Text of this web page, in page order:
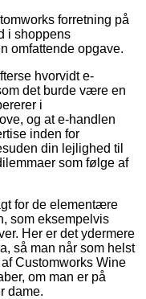
forretning på
i shoppens
omfattende opgave.
hvorvidt e-
det burde være en
i
og at e-handlen
inden for
din lejlighed til
som følge af
for de elementære
som eksempelvis
Her er det ydermere
så man når som helst
Customworks Wine
om man er på
dame.